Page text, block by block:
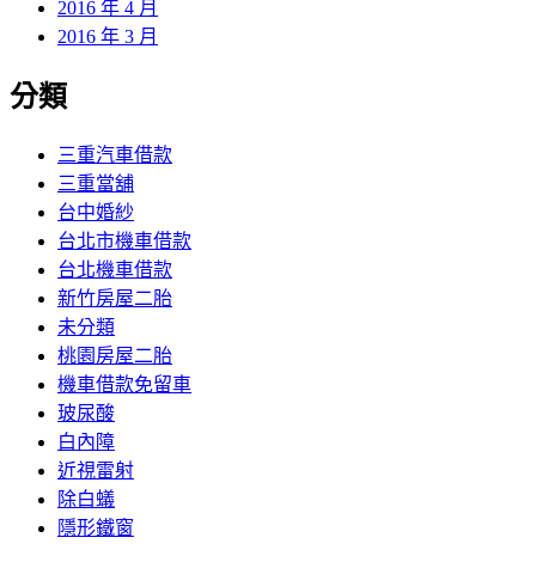
2016 年 4 月
2016 年 3 月
分類
三重汽車借款
三重當舖
台中婚紗
台北市機車借款
台北機車借款
新竹房屋二胎
未分類
桃園房屋二胎
機車借款免留車
玻尿酸
白內障
近視雷射
除白蟻
隱形鐵窗